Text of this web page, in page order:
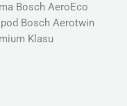
Bosch AeroEco
Bosch Aerotwin
Klasu